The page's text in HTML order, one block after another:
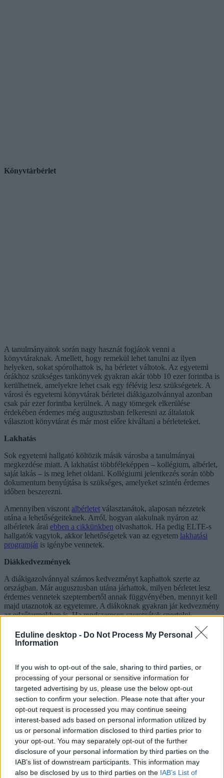
Eduline desktop - Do Not Process My Personal
Information
If you wish to opt-out of the sale, sharing to third parties, or
processing of your personal or sensitive information for
targeted advertising by us, please use the below opt-out
section to confirm your selection. Please note that after your
opt-out request is processed you may continue seeing
interest-based ads based on personal information utilized by
us or personal information disclosed to third parties prior to
your opt-out. You may separately opt-out of the further
disclosure of your personal information by third parties on the
IAB’s list of downstream participants. This information may
also be disclosed by us to third parties on the IAB’s List of
Könyvtárbérlet
A tanulmányaitok során nagy hasznát fogjátok venni a
könyvtáraknak. Amellett, hogy remekül lehet tanulni az ilyen
helyeken, sokat spórolhattok is, ha bérletet váltotok. Az egyetemi
órákhoz szükséges tankönyvek gyakran akár több 10 ezer forintba is
kerülhetnek, amelyekre lehet csak egy félévig lesz szükségetek. A
városi és egyetemi könyvtárak bérletei diákigazolvánnyal azonban
csak pár ezer forintba kerülnek. A nagy tömegek elkerülése
érdekében érdemes még augusztusban felkeresni az általatok
választott könyvtárat és már most előre kiváltani a bérleteteket.
Lakhatás
Sok egyetemi hallgató költözik másik városba a tanulmányai
megkezdése miatt. A lakhatást többféleképpen – kollégium, albérlet,
saját lakás – is meg lehet oldani. Kollégiumi jelentkezés során több
dokumentum benyújtása is szükséges, amelyeket szintén érdemes
időben beszerezni.
Amennyiben viszont albérletet választanátok, alaposan nézzetek
utána a lehetőségeiteknek. Arról, hogyan alakulnak nyáron az
albérletek árai ebben a cikkünkben olvashattok. Ha pedig ELTE-s
hallgatók vagytok, akkor lehetőségetek van az egyetem lakhatási
programját is igénybe vennetek.
Diákkedvezmények
A diákigazolvánnyal számos kedvezményt kaphattok szerte az
országban. Már augusztusban utána járhattok, milyen bérletet lesz
érdemes vennetek szeptembertől annak függvényében, mennyit kell
majd utaznotok az egyetemre. A diákoknak gyakran jár kedvezmény
az edzőtermekben is. Ha rendszeresen szeretnétek sportolni,
váltanotok akár az egyetem vagy adott esetben a kollégium
közelében.